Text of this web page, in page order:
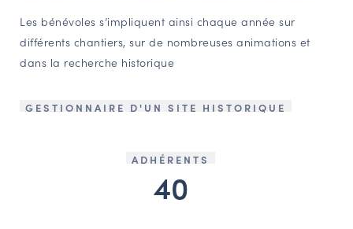
Les bénévoles s’impliquent ainsi chaque année sur
différents chantiers, sur de nombreuses animations et
dans la recherche historique
GESTIONNAIRE D'UN SITE HISTORIQUE
ADHÉRENTS
40